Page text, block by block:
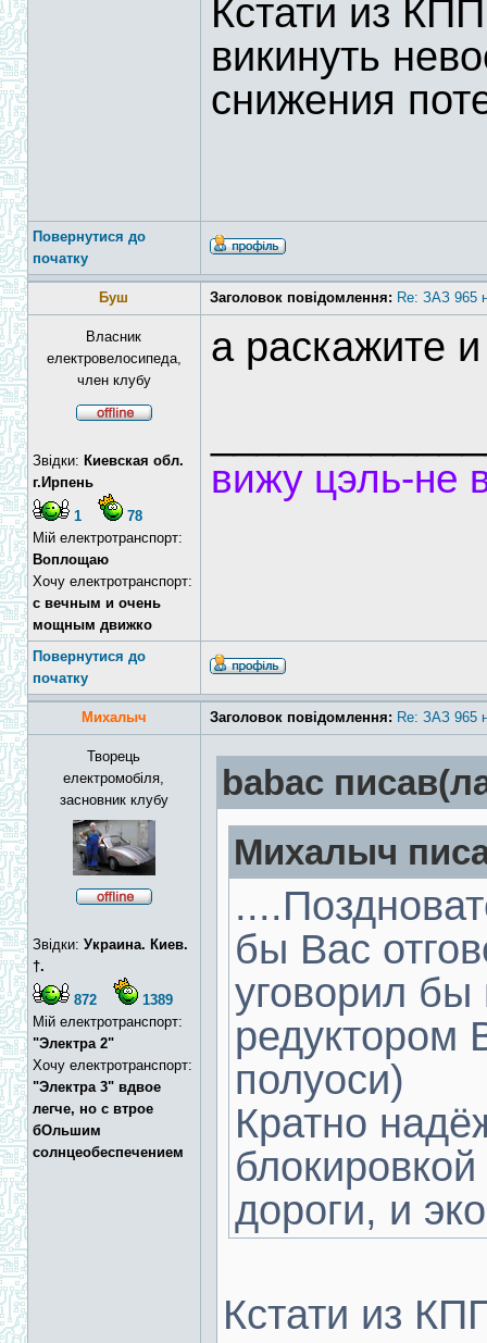
Кстати из
викинуть
снижения
Повернутися до
початку
Буш Заголовок повідомлення: Re: ЗАЗ 965
Власник
електровелосипеда,
член клубу
Звідки: Киевская обл.
г.Ирпень
1
78
Мій електротранспорт:
Воплощаю
Хочу електротранспорт:
с вечным и очень
мощным движко
а раскажите
вижу цэль-не
Повернутися до
початку
Михалыч Заголовок повідомлення: Re: ЗАЗ 965
Творець
електромобіля,
засновник клубу
Звідки: Украина. Киев.
†.
872
1389
Мій електротранспорт:
"Электра 2"
Хочу електротранспорт:
"Электра 3" вдвое
легче, но с втрое
бОльшим
солнцеобеспечением
babac
Михалыч
бы Вас
уговорил
редуктором
полуоси)
Кратно
дороги, и
Кстати из